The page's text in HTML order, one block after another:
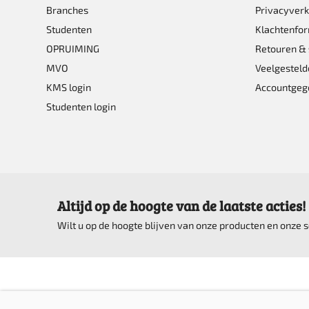
worden
op
de
Branches
Studenten
OPRUIMING
MVO
KMS login
Studenten login
Retouren &
Altijd op de hoogte van de laatste acties!
Wilt u op de hoogte blijven van onze producten en onze